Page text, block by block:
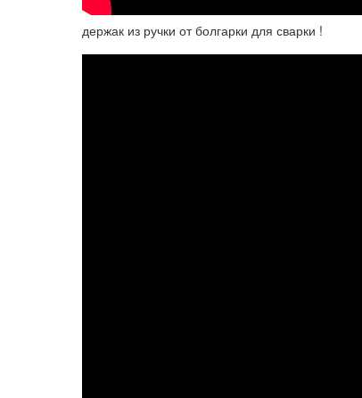
держак из ручки от болгарки для сварки !